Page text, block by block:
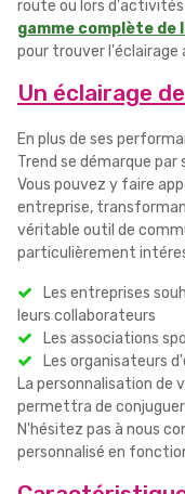
route ou lors
gamme complète de
pour trouver l'éclairage
Un éclairage
En plus de ses
Trend se démarque par
Vous pouvez y faire
entreprise,
véritable outil de
particulièrement
Les entreprises
leurs collaborateurs
Les associations
Les organisateurs
La personnalisation de
permettra de
N'hésitez pas à nous
personnalisé en